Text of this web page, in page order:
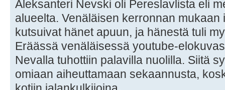
Aleksanteri Nevski oli Pereslavlista eli
alueelta. Venäläisen kerronnan
kutsuivat hänet apuun, ja hänestä tuli
Eräässä venäläisessä youtube-
Nevalla tuhottiin palavilla nuolilla. Siitä
omiaan aiheuttamaan sekaannusta,